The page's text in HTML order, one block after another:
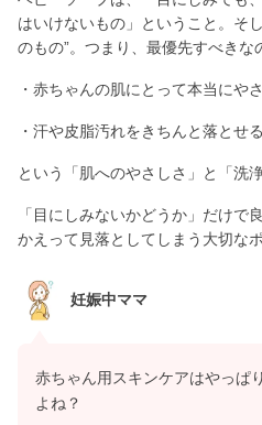
はいけないもの」ということ。そ
のもの”。つまり、最優先すべきな
・赤ちゃんの肌にとって本当にや
・汗や皮脂汚れをきちんと落とせ
という「肌へのやさしさ」と「洗
「目にしみないかどうか」だけで
かえって見落としてしまう大切な
妊娠中ママ
赤ちゃん用スキンケアはやっぱ
よね？